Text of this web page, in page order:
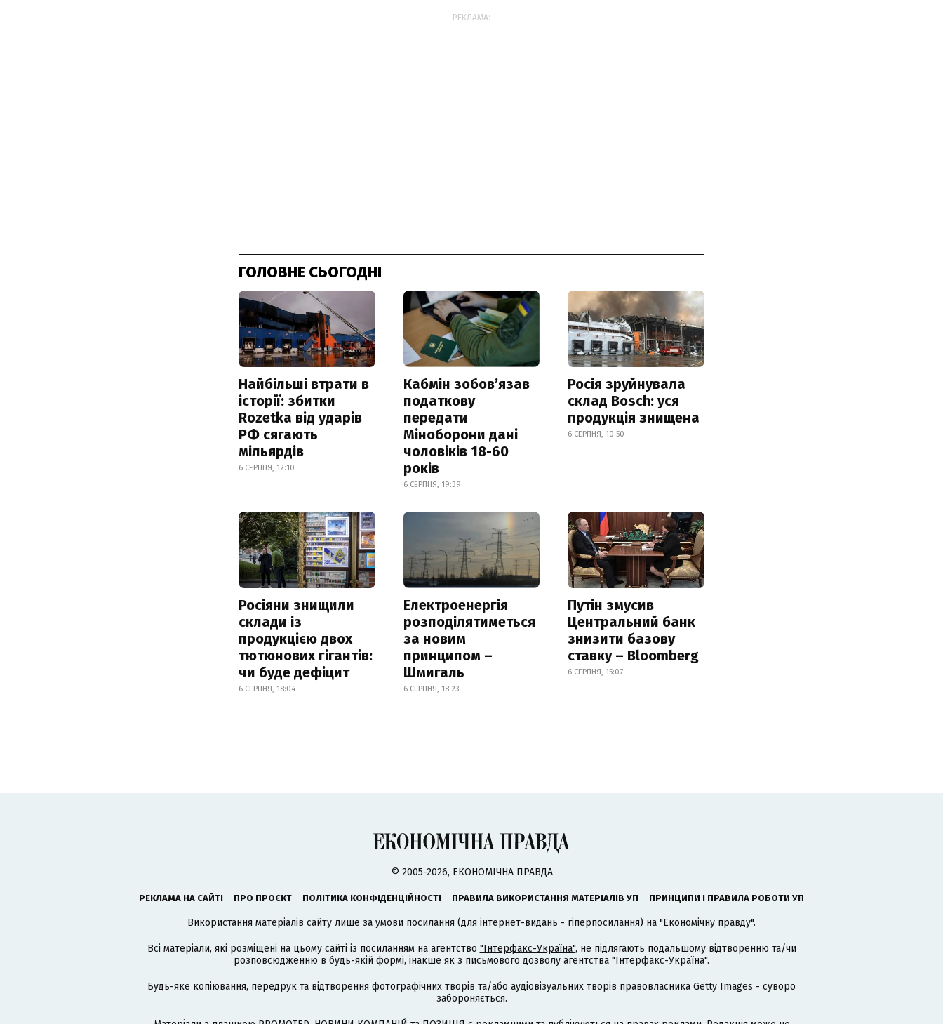
РЕКЛАМА:
ГОЛОВНЕ СЬОГОДНІ
Найбільші втрати в
історії: збитки
Rozetka від ударів
РФ сягають
мільярдів
6 СЕРПНЯ, 12:10
Кабмін зобовʼязав
податкову
передати
Міноборони дані
чоловіків 18-60
років
6 СЕРПНЯ, 19:39
Росія зруйнувала
склад Bosch: уся
продукція знищена
6 СЕРПНЯ, 10:50
Росіяни знищили
склади із
продукцією двох
тютюнових гігантів:
чи буде дефіцит
6 СЕРПНЯ, 18:04
Електроенергія
розподілятиметься
за новим
принципом –
Шмигаль
6 СЕРПНЯ, 18:23
Путін змусив
Центральний банк
знизити базову
ставку – Bloomberg
6 СЕРПНЯ, 15:07
© 2005-2026, ЕКОНОМІЧНА ПРАВДА
РЕКЛАМА НА САЙТІ ПРО ПРОЄКТ ПОЛІТИКА КОНФІДЕНЦІЙНОСТІ ПРАВИЛА ВИКОРИСТАННЯ МАТЕРІАЛІВ УП ПРИНЦИПИ І ПРАВИЛА РОБОТИ УП
Використання матеріалів сайту лише за умови посилання (для інтернет-видань - гіперпосилання) на "Економічну правду".
Всі матеріали, які розміщені на цьому сайті із посиланням на агентство "Інтерфакс-Україна", не підлягають подальшому відтворенню та/чи
розповсюдженню в будь-якій формі, інакше як з письмового дозволу агентства "Інтерфакс-Україна".
Будь-яке копіювання, передрук та відтворення фотографічних творів та/або аудіовізуальних творів правовласника Getty Images - суворо
забороняється.